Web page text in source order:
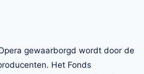
gewaarborgd wordt door de
Het Fonds